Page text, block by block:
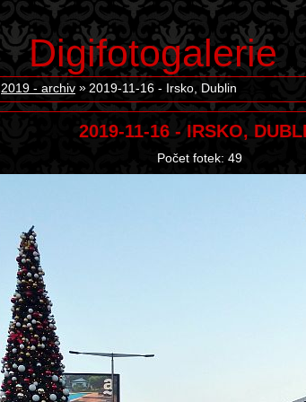
Digifotogalerie
2019 - archiv 2019-11-16 - Irsko, Dublin
2019-11-16 - IRSKO,
Počet fotek: 49